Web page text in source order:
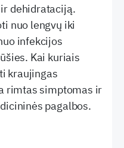
dehidrataciją.
nuo lengvų iki
infekcijos
Kai kuriais
kraujingas
rimtas simptomas ir
pagalbos.